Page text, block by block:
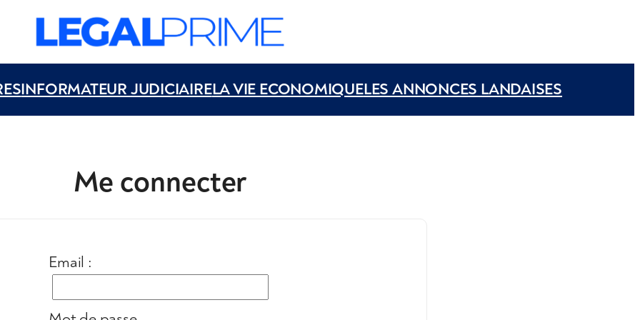
INFORMATEUR JUDICIAIRELA VIE ECONOMIQUELES ANNONCES LANDAISES
Me connecter
Email :